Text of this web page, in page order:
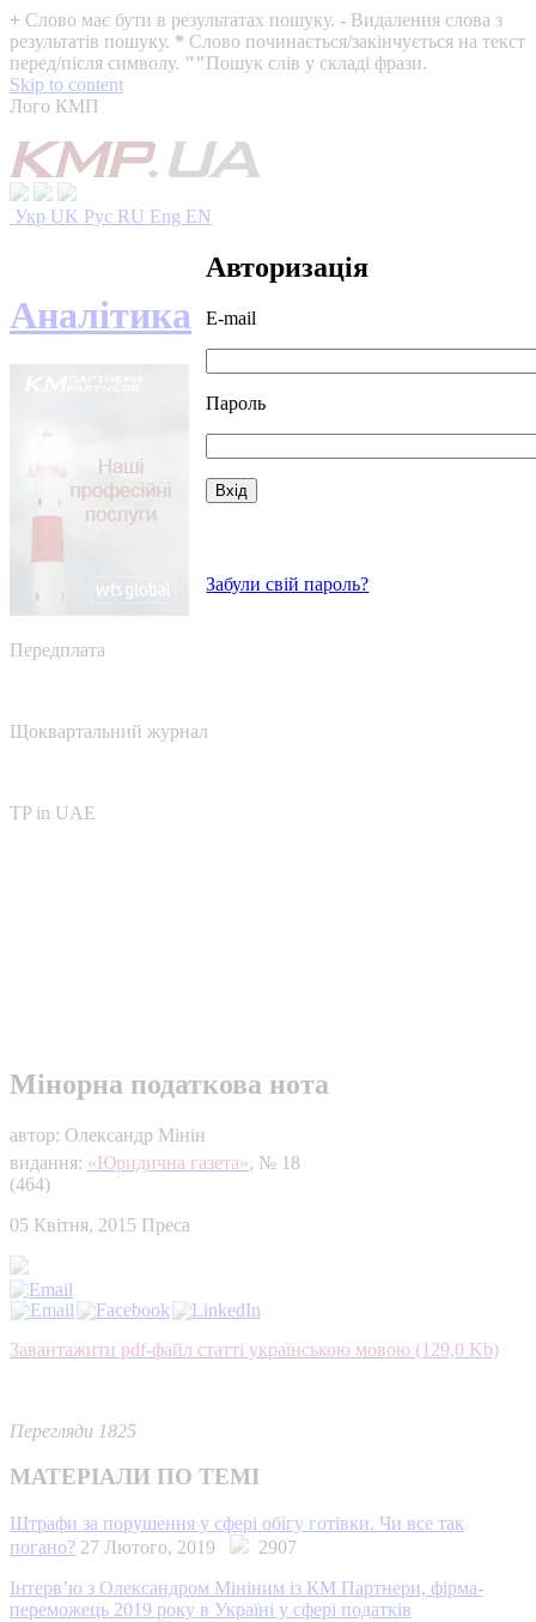
+ Слово має бути в результатах пошуку. - Видалення слова з
результатів пошуку. * Слово починається/закінчується на текст
перед/після символу. ""Пошук слів у складі фрази.
Skip to content
Лого КМП
Укр UK Рус RU Eng EN
Авторизація
E-mail
Пароль
Забули свій пароль?
Аналітика
Передплата
Щоквартальний журнал
TP in UAE
Мінорна податкова нота
автор: Олександр Мінін
видання: «Юридична газета», № 18
(464)
05 Квітня, 2015 Преса
Завантажити pdf-файл статті українською мовою (129,0 Kb)
Перегляди 1825
МАТЕРІАЛИ ПО ТЕМІ
Штрафи за порушення у сфері обігу готівки. Чи все так
погано? 27 Лютого, 2019
2907
Інтерв’ю з Олександром Мініним із КМ Партнери, фірма-
переможець 2019 року в Україні у сфері податків